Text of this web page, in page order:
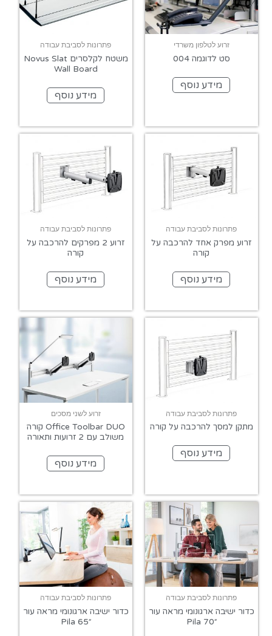
זרוע לטלפון משרדי
סט לדוגמה 004
מידע נוסף
פתרונות לסביבת עבודה
משטח לקלסרים Novus Slat
Wall Board
מידע נוסף
פתרונות לסביבת עבודה
זרוע מפרק אחד להרכבה על
קורה
מידע נוסף
פתרונות לסביבת עבודה
זרוע 2 מפרקים להרכבה על
קורה
מידע נוסף
פתרונות לסביבת עבודה
מתקן למסך להרכבה על קורה
מידע נוסף
זרוע לשני מסכים
Office Toolbar DUO קורה
משולב עם 2 זרועות ותאורה
מידע נוסף
פתרונות לסביבת עבודה
כדור ישיבה ארגונומי מראה עור
״70 Pila
פתרונות לסביבת עבודה
כדור ישיבה ארגונומי מראה עור
״65 Pila